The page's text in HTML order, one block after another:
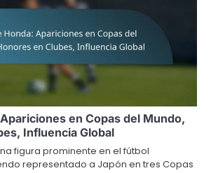
en Copas del Mundo,
Influencia Global
figura prominente en el fútbol
representado a Japón en tres Copas